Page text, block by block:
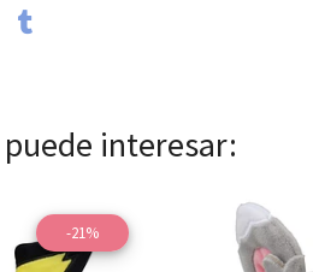
interesar:
-21%
Ver detalles